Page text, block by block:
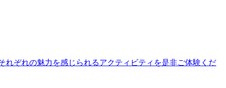
れぞれの魅力を感じられるアクティビティを是非ご体験くだ